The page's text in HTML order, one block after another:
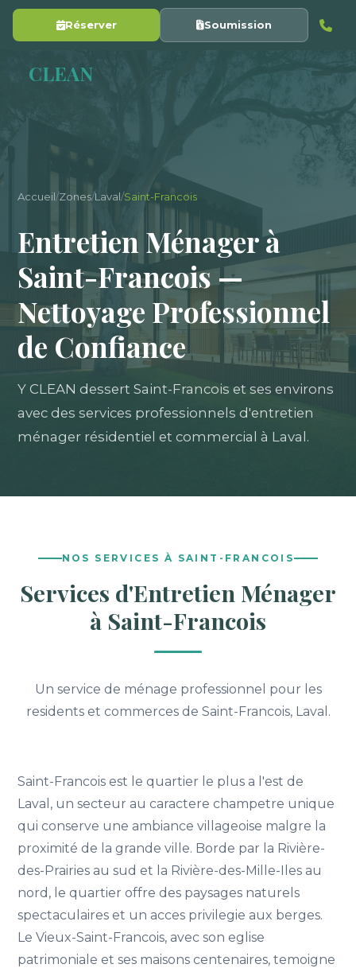
Réserver Soumission
CLEAN
Accueil/Zones/Laval/Saint-Francois
Entretien Ménager à
Saint-Francois —
Nettoyage Professionnel
de Confiance
Y CLEAN dessert Saint-Francois et ses environs
avec des services professionnels d'entretien
ménager résidentiel et commercial à Laval.
NOS SERVICES À SAINT-FRANCOIS
Services d'Entretien Ménager
à Saint-Francois
Un service de ménage professionnel pour les
residents et commerces de Saint-Francois, Laval.
Saint-Francois est le quartier le plus a l'est de
Laval, un secteur au caractere champetre unique
qui conserve une ambiance villageoise malgre la
proximité de la grande ville. Borde par la Rivière-
des-Prairies au sud et la Rivière-des-Mille-Iles au
nord, le quartier offre des paysages naturels
spectaculaires et un acces privilegie aux berges.
Le Vieux-Saint-Francois, avec son eglise
patrimoniale et ses maisons centenaires, temoigne